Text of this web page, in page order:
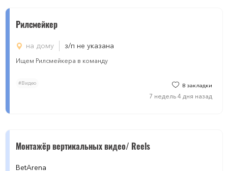
Рилсмейкер
на дому з/п не указана
Ищем Рилсмейкера в команду
#Видео В закладки
7 недель 4 дня назад
Монтажёр вертикальных видео/ Reels
BetArena